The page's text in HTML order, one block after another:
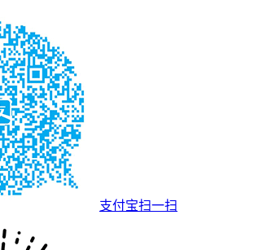
支付宝扫一扫